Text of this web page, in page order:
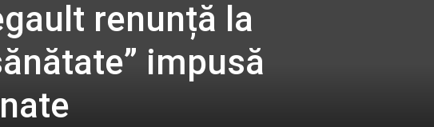
renunță la
impusă